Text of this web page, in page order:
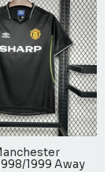
1999 Away